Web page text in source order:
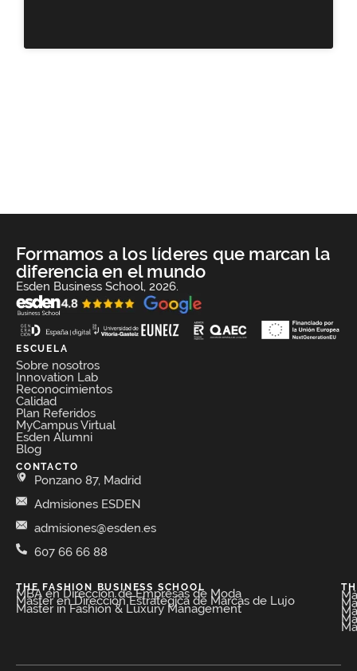
Formamos a los líderes que marcan la
diferencia en el mundo
Esden Business School, 2026.
ESCUELA
Sobre nosotros
Innovation Lab
Reconocimientos
Calidad
Plan Referidos
MyCampus Virtual
Esden Alumni
Blog
CONTACTO
Ponzano 87, Madrid
Admisiones ESDEN
admisiones@esden.es
607 66 66 88
THE FASHION BUSINESS SCHOOL​
MBA en Dirección de Empresas de Moda​
Máster en Dirección Estratégica de Marcas de Lujo
Master in Fashion & Luxury Management